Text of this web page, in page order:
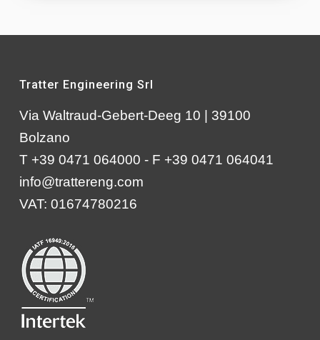
Tratter Engineering Srl
Via Waltraud-Gebert-Deeg 10 | 39100
Bolzano
T +39 0471 064000 - F +39 0471 064041
info@trattereng.com
VAT: 01674780216